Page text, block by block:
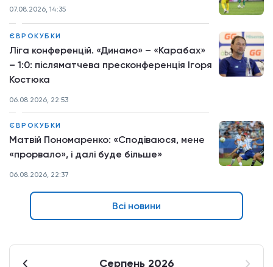
07.08.2026, 14:35
ЄВРОКУБКИ
Ліга конференцій. «Динамо» – «Карабах»
– 1:0: післяматчева пресконференція Ігоря
Костюка
06.08.2026, 22:53
ЄВРОКУБКИ
Матвій Пономаренко: «Сподіваюся, мене
«прорвало», і далі буде більше»
06.08.2026, 22:37
Всі новини
Серпень 2026